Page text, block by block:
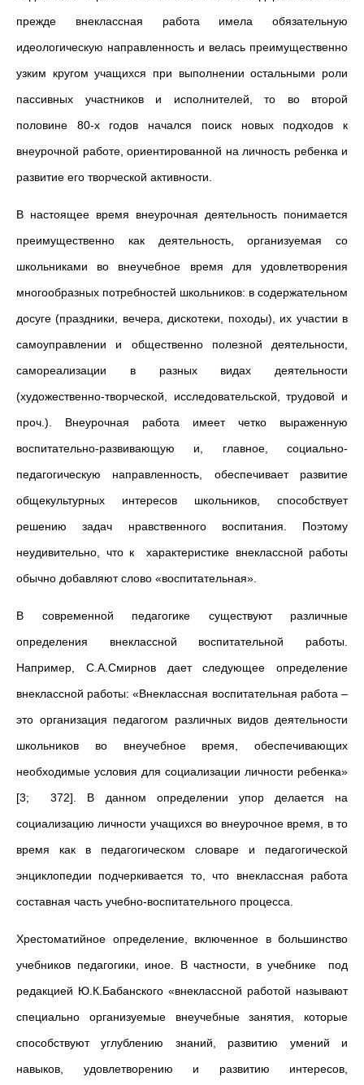
прежде внеклассная работа имела обязательную
идеологическую направленность и велась преимущественно
узким кругом учащихся при выполнении остальными роли
пассивных участников и исполнителей, то во второй
половине 80-х годов начался поиск новых подходов к
внеурочной работе, ориентированной на личность ребенка и
развитие его творческой активности.
В настоящее время внеурочная деятельность понимается
преимущественно как деятельность, организуемая со
школьниками во внеучебное время для удовлетворения
многообразных потребностей школьников: в содержательном
досуге (праздники, вечера, дискотеки, походы), их участии в
самоуправлении и общественно полезной деятельности,
самореализации в разных видах деятельности
(художественно-творческой, исследовательской, трудовой и
проч.). Внеурочная работа имеет четко выраженную
воспитательно-развивающую и, главное, социально-
педагогическую направленность, обеспечивает развитие
общекультурных интересов школьников, способствует
решению задач нравственного воспитания. Поэтому
неудивительно, что к характеристике внеклассной работы
обычно добавляют слово «воспитательная».
В современной педагогике существуют различные
определения внеклассной воспитательной работы.
Например, С.А.Смирнов дает следующее определение
внеклассной работы: «Внеклассная воспитательная работа –
это организация педагогом различных видов деятельности
школьников во внеучебное время, обеспечивающих
необходимые условия для социализации личности ребенка»
[3; 372]. В данном определении упор делается на
социализацию личности учащихся во внеурочное время, в то
время как в педагогическом словаре и педагогической
энциклопедии подчеркивается то, что внеклассная работа
составная часть учебно-воспитательного процесса.
Хрестоматийное определение, включенное в большинство
учебников педагогики, иное. В частности, в учебнике под
редакцией Ю.К.Бабанского «внеклассной работой называют
специально организуемые внеучебные занятия, которые
способствуют углублению знаний, развитию умений и
навыков, удовлетворению и развитию интересов,